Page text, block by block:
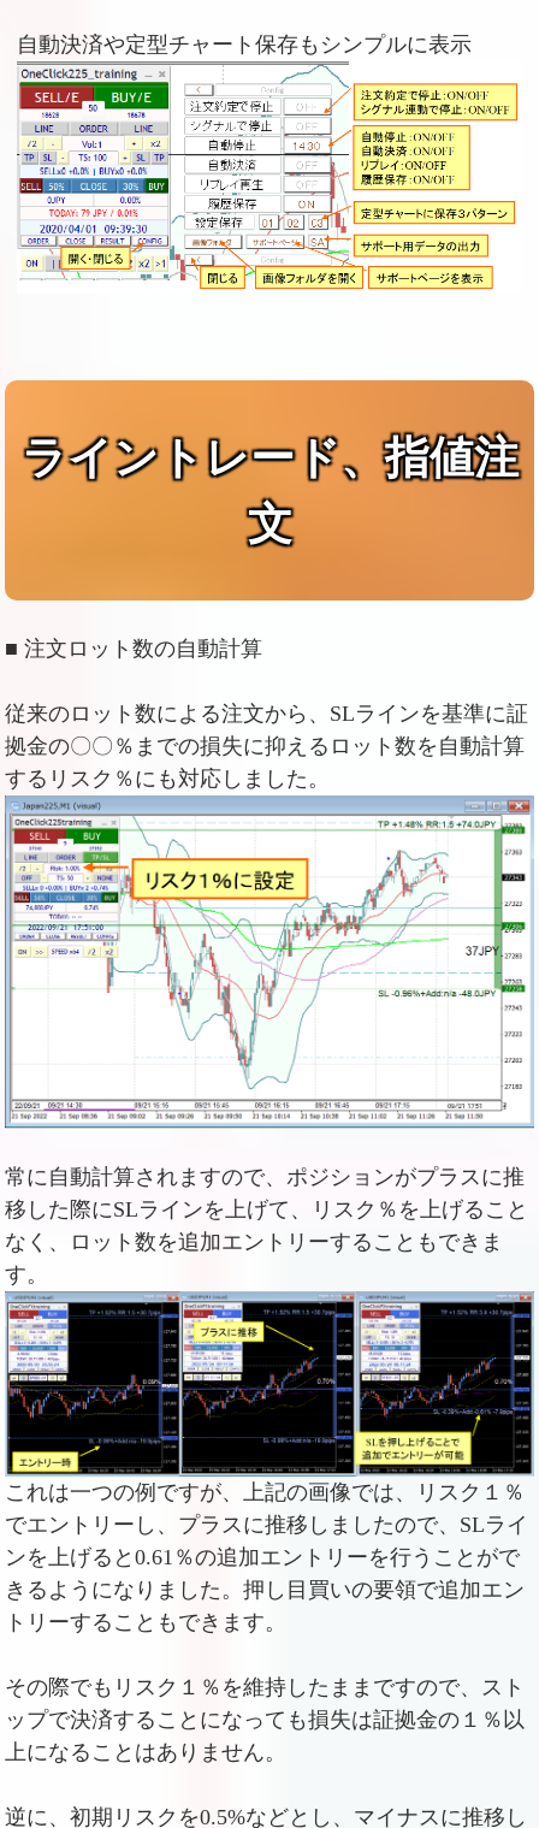
自動決済や定型チャート保存もシンプルに表示
ライントレード、指値注
文
■ 注文ロット数の自動計算
従来のロット数による注文から、SLラインを基準に証
拠金の〇〇％までの損失に抑えるロット数を自動計算
するリスク％にも対応しました。
常に自動計算されますので、ポジションがプラスに推
移した際にSLラインを上げて、リスク％を上げること
なく、ロット数を追加エントリーすることもできま
す。
これは一つの例ですが、上記の画像では、リスク１％
でエントリーし、プラスに推移しましたので、SLライ
ンを上げると0.61％の追加エントリーを行うことがで
きるようになりました。押し目買いの要領で追加エン
トリーすることもできます。
その際でもリスク１％を維持したままですので、スト
ップで決済することになっても損失は証拠金の１％以
上になることはありません。
逆に、初期リスクを0.5%などとし、マイナスに推移し